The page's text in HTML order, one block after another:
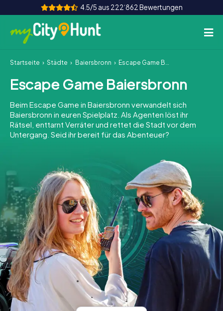
4.5/5 aus 222‘862 Bewertungen
So funktioniert's
Städte
Touren
Teamevent
INT AT CH
DE
ES
FR UK
IE
IT
NL
Tickets buchen
Gutscheine bestellen
Startseite Städte Baiersbronn Escape Game Baiersbronn
Escape Game Baiersbronn
Beim Escape Game in Baiersbronn verwandelt sich
Baiersbronn in euren Spielplatz. Als Agenten löst ihr
Rätsel, enttarnt Verräter und rettet die Stadt vor dem
Untergang. Seid ihr bereit für das Abenteuer?